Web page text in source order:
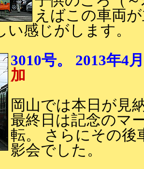
えばこの車両
い感じがします。
3010号。 2013
加
岡山では本日が見
最終日は記念のマ
転。 さらにその後
影会でした。